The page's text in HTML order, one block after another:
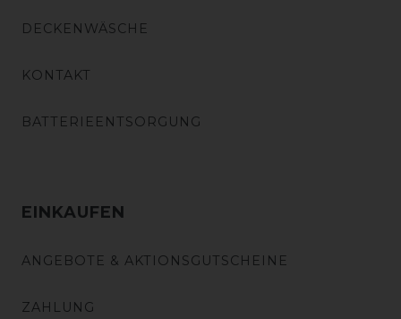
DECKENWÄSCHE
KONTAKT
BATTERIEENTSORGUNG
EINKAUFEN
ANGEBOTE & AKTIONSGUTSCHEINE
ZAHLUNG